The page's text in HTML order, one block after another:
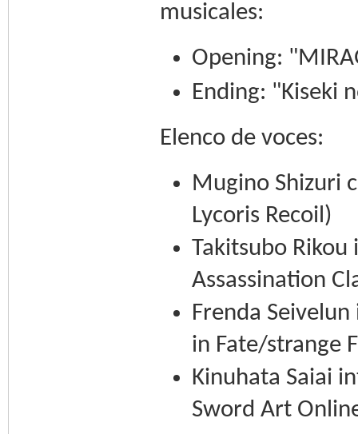
musicales:
Opening:
Ending: "Kiseki
Elenco de voces:
Mugino Shizuri
Lycoris Recoil)
Takitsubo Rikou
Assassination
Frenda
in Fate/strange
Kinuhata Saiai
Sword Art